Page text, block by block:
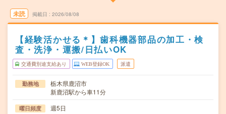
未読 掲載日 2026/08/08
【経験活かせる＊】歯科機器部品の加工・検
査・洗浄・運搬/日払いOK
交通費別途支給あり WEB登録OK 派遣
勤務地
栃木県鹿沼市
新鹿沼駅から車11分
曜日頻度 週5日